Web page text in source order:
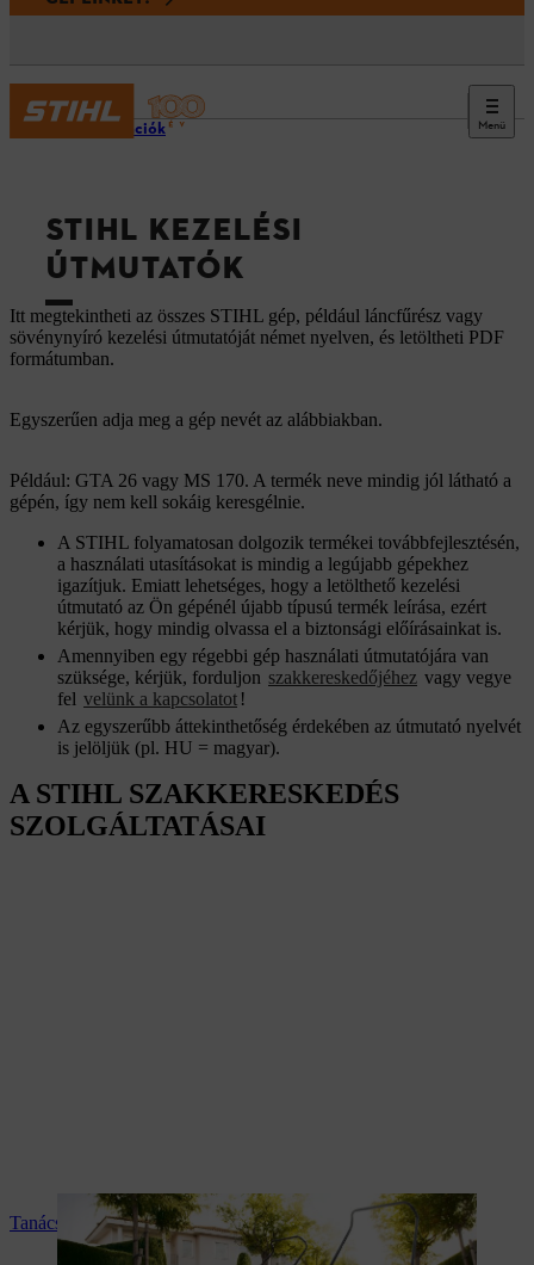
Menü
Információk
STIHL KEZELÉSI
ÚTMUTATÓK
Itt megtekintheti az összes STIHL gép, például láncfűrész vagy
sövénynyíró kezelési útmutatóját német nyelven, és letöltheti PDF
formátumban.
Egyszerűen adja meg a gép nevét az alábbiakban.
Például: GTA 26 vagy MS 170. A termék neve mindig jól látható a
gépén, így nem kell sokáig keresgélnie.
A STIHL folyamatosan dolgozik termékei továbbfejlesztésén,
a használati utasításokat is mindig a legújabb gépekhez
igazítjuk. Emiatt lehetséges, hogy a letölthető kezelési
útmutató az Ön gépénél újabb típusú termék leírása, ezért
kérjük, hogy mindig olvassa el a biztonsági előírásainkat is.
Amennyiben egy régebbi gép használati útmutatójára van
szüksége, kérjük, forduljon szakkereskedőjéhez vagy vegye
fel velünk a kapcsolatot !
Az egyszerűbb áttekinthetőség érdekében az útmutató nyelvét
is jelöljük (pl. HU = magyar).
A STIHL SZAKKERESKEDÉS
SZOLGÁLTATÁSAI
Tanácsadás és termékismertetés